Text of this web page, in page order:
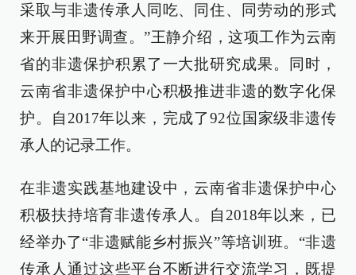
采取与非遗传承人同吃、同住、同劳动的形式
来开展田野调查。”王静介绍，这项工作为云南
省的非遗保护积累了一大批研究成果。同时，
云南省非遗保护中心积极推进非遗的数字化保
护。自2017年以来，完成了92位国家级非遗传
承人的记录工作。
在非遗实践基地建设中，云南省非遗保护中心
积极扶持培育非遗传承人。自2018年以来，已
经举办了“非遗赋能乡村振兴”等培训班。“非遗
传承人通过这些平台不断进行交流学习，既提